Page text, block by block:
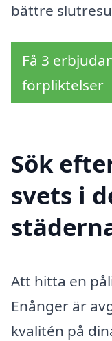
bättre
Få 3
förpliktelser
Sök
svets i
Att hitta en
Enånger är
kvalitén på